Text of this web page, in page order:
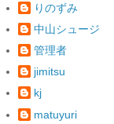
りのずみ
中山シュージ
管理者
jimitsu
kj
matuyuri